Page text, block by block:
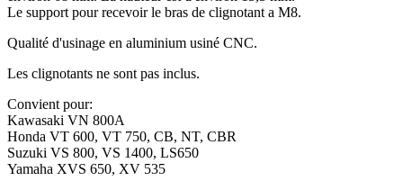
Le support pour recevoir le bras de clignotant a M8.
Qualité d'usinage en aluminium usiné CNC.
Les clignotants ne sont pas inclus.
Convient pour:
Kawasaki VN 800A
Honda VT 600, VT 750, CB, NT, CBR
Suzuki VS 800, VS 1400, LS650
Yamaha XVS 650, XV 535